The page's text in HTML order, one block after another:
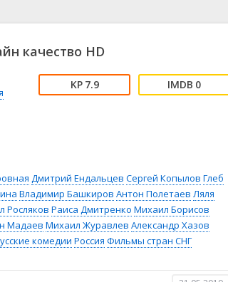
Новости
Семейный
⚽ Спорт
😱 Ужасы
качество HD
7.9 0
Дмитрий Ендальцев Сергей Копылов Глеб
Владимир Башкиров Антон Полетаев Ляля
Росляков Раиса Дмитренко Михаил Борисов
Мадаев Михаил Журавлев Александр Хазов
комедии Россия Фильмы стран СНГ